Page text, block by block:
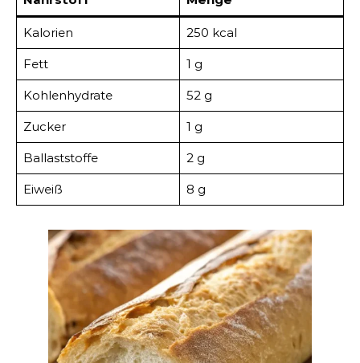
Kalorien 250 kcal
Fett 1 g
Kohlenhydrate 52 g
Zucker 1 g
Ballaststoffe 2 g
Eiweiß 8 g